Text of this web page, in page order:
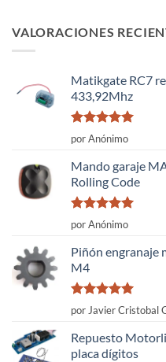
VALORACIONES
Matikgate RC7
433,92Mhz
Valorado
con
por Anónimo
Mando garaje
Rolling Code
Valorado
con
por Anónimo
Piñón engranaje
M4
Valorado
con
por Javier Cristobal
Repuesto
placa dígitos